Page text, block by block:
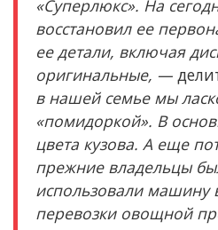
«Суперлюкс». На
восстановил ее
ее детали, включая
оригинальные, —
в нашей семье мы
«помидоркой». В
цвета кузова. А еще
прежние владельцы
использовали машину
перевозки овощной